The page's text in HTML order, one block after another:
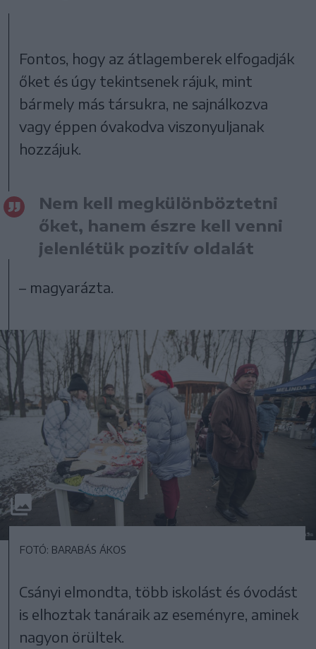
Fontos, hogy az átlagemberek elfogadják
őket és úgy tekintsenek rájuk, mint
bármely más társukra, ne sajnálkozva
vagy éppen óvakodva viszonyuljanak
hozzájuk.
Nem kell megkülönböztetni
őket, hanem észre kell venni
jelenlétük pozitív oldalát
– magyarázta.
FOTÓ: BARABÁS ÁKOS
Csányi elmondta, több iskolást és óvodást
is elhoztak tanáraik az eseményre, aminek
nagyon örültek.